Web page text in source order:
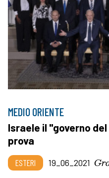
MEDIO ORIENTE
Israele il "governo
prova
ESTERI 19_06_2021